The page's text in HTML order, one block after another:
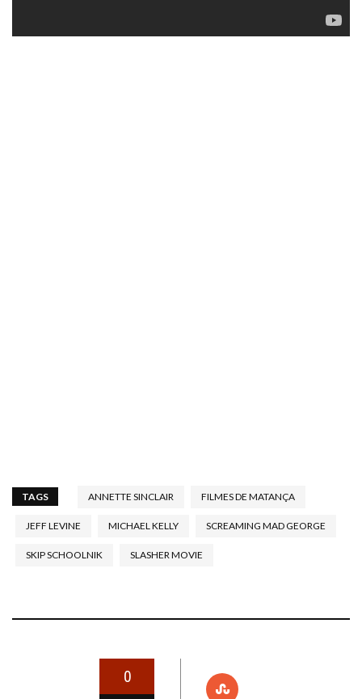
TAGS ANNETTE SINCLAIR FILMES DE MATANÇA
JEFF LEVINE MICHAEL KELLY SCREAMING MAD GEORGE
SKIP SCHOOLNIK SLASHER MOVIE
0